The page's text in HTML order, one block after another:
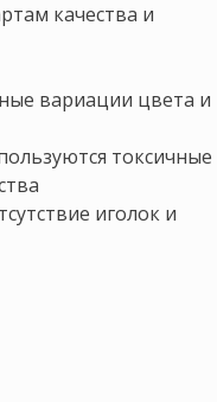
качества и
вариации цвета и
токсичные
иголок и